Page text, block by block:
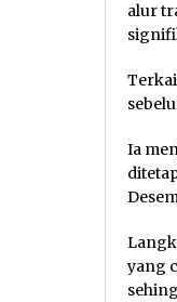
alur
Ia
yang